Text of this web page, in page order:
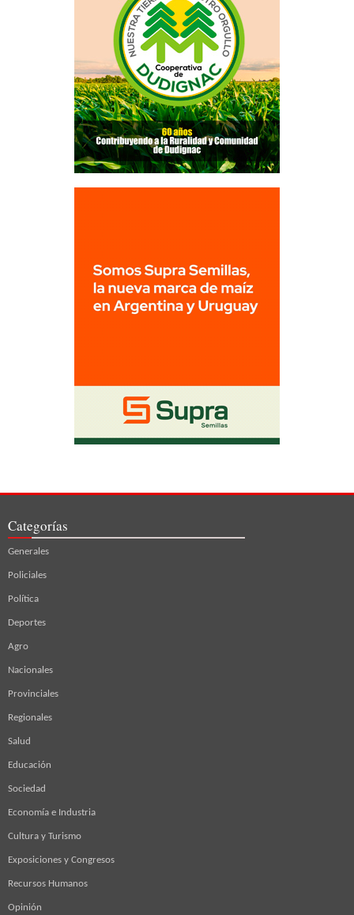
Categorías
Generales
Policiales
Política
Deportes
Agro
Nacionales
Provinciales
Regionales
Salud
Educación
Sociedad
Economía e Industria
Cultura y Turismo
Exposiciones y Congresos
Recursos Humanos
Opinión